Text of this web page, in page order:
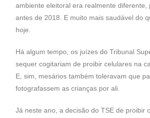
ambiente eleitoral era realmente diferente,
antes de 2018. E muito mais saudável do
hoje.
Há algum tempo, os juízes do Tribunal
sequer cogitariam de proibir celulares na
E, sim, mesários também toleravam que
fotografassem as crianças por ali.
Já neste ano, a decisão do TSE de proibir